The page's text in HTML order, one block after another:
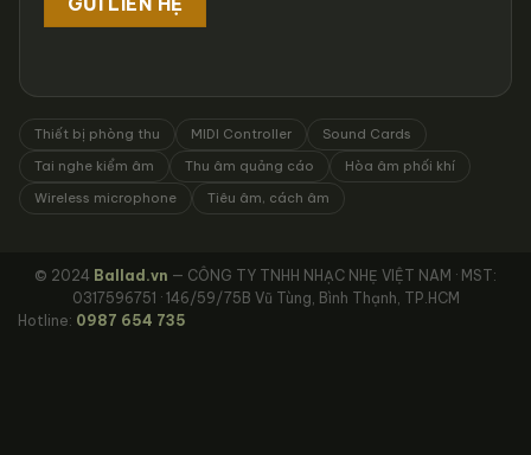
Thiết bị phòng thu MIDI Controller
Sound Cards
Tai nghe kiểm âm
Thu âm quảng cáo
Hòa âm phối khí
Wireless microphone
Tiêu âm, cách âm
© 2024 Ballad.vn — CÔNG TY TNHH NHẠC NHẸ VIỆT NAM · MST:
0317596751 · 146/59/75B Vũ Tùng, Bình Thạnh, TP.HCM
Hotline: 0987 654 735